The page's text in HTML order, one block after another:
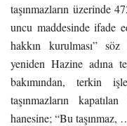
taşınmazların üzerinde
uncu maddesinde ifade
hakkın kurulması”
yeniden Hazine adına
bakımından, terkin
taşınmazların
hanesine; “Bu